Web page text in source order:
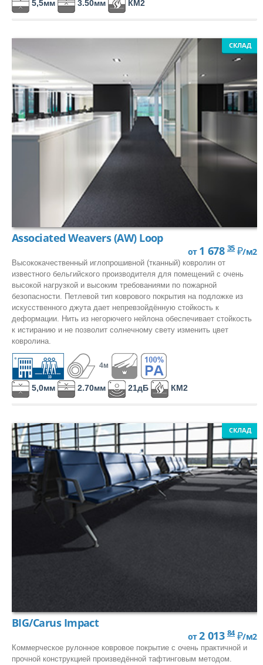
ПО ПРОИЗВОДИТЕЛЯМ
Armstrong
Associated Weavers (AW)
Balsan
Balta/ITC
Kastamonu Floorpan
Krono Original
Orotex
Rockfon
RusCarpetTiles
Tarkett
Tecsom
Зартекс
Кронапласт
Синтерос
АЛБЕС
ПО ПОЖАРНЫМ ТРЕБОВАНИЯМ
КМ1 и лучше
КМ3
КМ4
5,5мм 3.50мм КМ2
СКЛАД
Associated Weavers (AW) Loop
от 1 678 35 ₽/м2
Высококачественный иглопрошивной (тканный) ковролин от
известного бельгийского производителя для помещений с очень
высокой нагрузкой и высоким требованиями по пожарной
безопасности. Петлевой тип коврового покрытия на подложке из
искусственного джута дает непревзойдённую стойкость к
деформации. Нить из негорючего нейлона обеспечивает стойкость
к истиранию и не позволит солнечному свету изменить цвет
ковролина.
4м
5,0мм 2.70мм 21дБ КМ2
СКЛАД
BIG/Carus Impact
от2 013 84 ₽/м2
Коммерческое рулонное ковровое покрытие с очень практичной и
прочной конструкцией произведённой тафтинговым методом.